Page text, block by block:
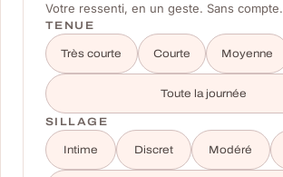
Votre ressenti, en un geste. Sans compte.
TENUE
Très courte Courte Moyenne
Toute la journée
SILLAGE
Intime Discret Modéré